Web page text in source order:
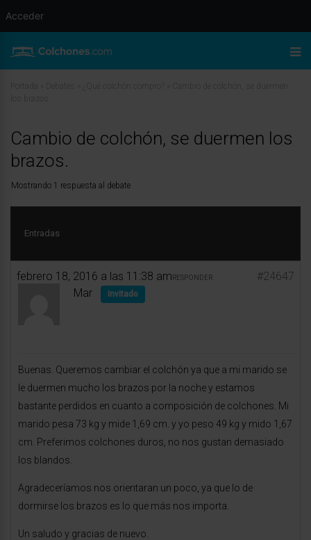
Cambio de colchón, se duermen los
brazos.
Mostrando 1 respuesta al debate
Entradas
febrero 18, 2016 a las 11:38 am #24647
RESPONDER
Mar Invitado
Buenas. Queremos cambiar el colchón ya que a mi marido se
le duermen mucho los brazos por la noche y estamos
bastante perdidos en cuanto a composición de colchones. Mi
marido pesa 73 kg y mide 1,69 cm. y yo peso 49 kg y mido 1,67
cm. Preferimos colchones duros, no nos gustan demasiado
los blandos.
Agradeceríamos nos orientaran un poco, ya que lo de
dormirse los brazos es lo que más nos importa.
Un saludo y gracias de nuevo.
Acceder